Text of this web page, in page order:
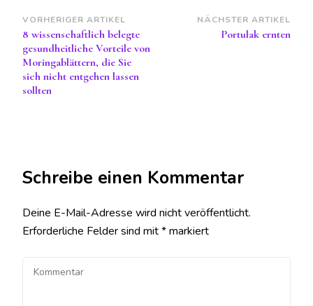
Beitragsnavigation
VORHERIGER ARTIKEL
8 wissenschaftlich belegte
gesundheitliche Vorteile von
Moringablättern, die Sie
sich nicht entgehen lassen
sollten
NÄCHSTER ARTIKEL
Portulak ernten
Schreibe einen Kommentar
Deine E-Mail-Adresse wird nicht veröffentlicht.
Erforderliche Felder sind mit*markiert